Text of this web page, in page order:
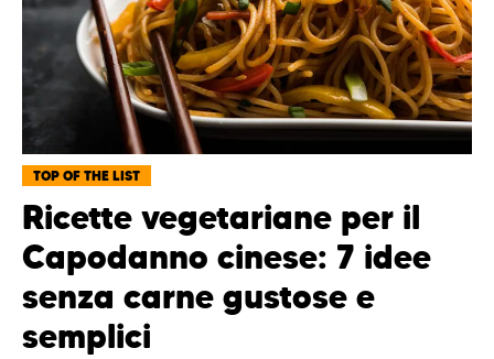
TOP OF THE LIST
Ricette vegetariane per il
Capodanno cinese: 7 idee
senza carne gustose e
semplici